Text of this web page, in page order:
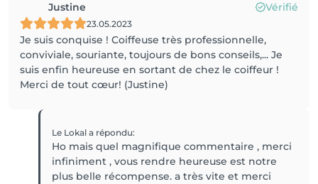
Justine Vérifié
23.05.2023
Je suis conquise ! Coiffeuse très professionnelle,
conviviale, souriante, toujours de bons conseils,... Je
suis enfin heureuse en sortant de chez le coiffeur !
Merci de tout cœur! (Justine)
Le Lokala répondu:
Ho mais quel magnifique commentaire , merci
infiniment , vous rendre heureuse est notre
plus belle récompense. a très vite et merci